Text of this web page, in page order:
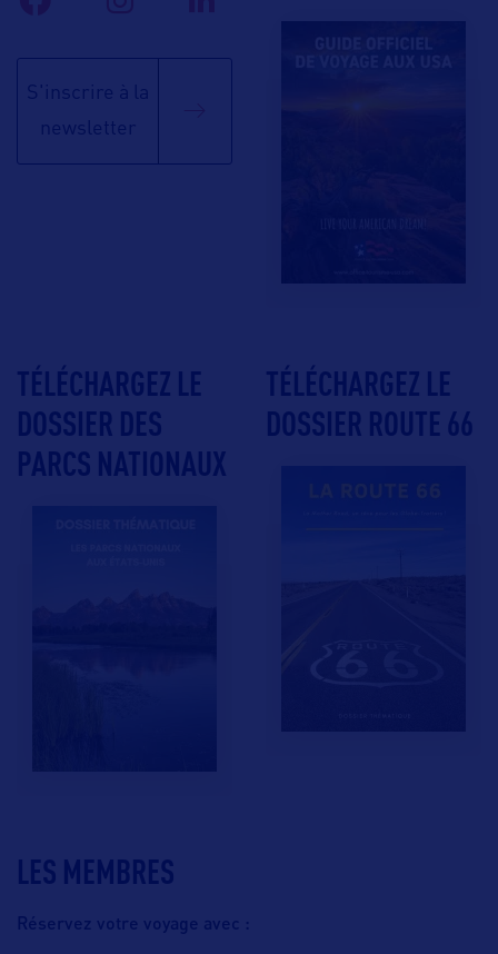
LES MEMBRES
Réservez votre voyage avec :
S'inscrire à la
newsletter
TÉLÉCHARGEZ LE
DOSSIER DES
PARCS NATIONAUX
TÉLÉCHARGEZ LE
DOSSIER ROUTE 66